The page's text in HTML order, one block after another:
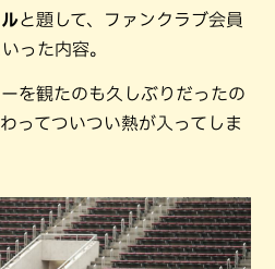
と題して、ファンクラブ会員
った内容。
を観たのも久しぶりだったの
ってついつい熱が入ってしま